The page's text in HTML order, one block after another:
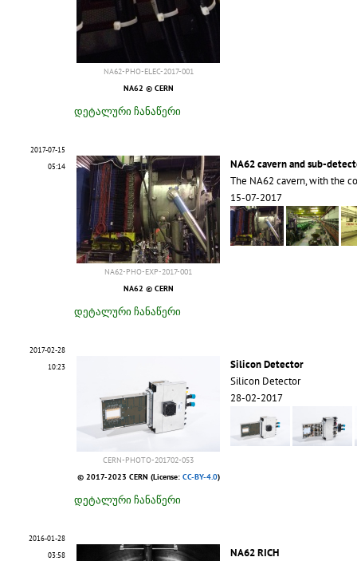
NA62-PHO-ELEC-2017-001
NA62 © CERN
დეტალური ჩანაწერი
2017-07-15
05:14
NA62-PHO-EXP-2017-001
NA62 © CERN
NA62 cavern and sub-
The NA62 cavern, with the
15-07-2017
დეტალური ჩანაწერი
2017-02-28
10:23
CERN-PHOTO-201702-053
© 2017-2023 CERN (License: CC-BY-4.0)
Silicon Detector
Silicon Detector
28-02-2017
დეტალური ჩანაწერი
2016-01-28
03:58
NA62 RICH